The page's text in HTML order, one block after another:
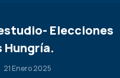
Elecciones
Hungría.
21 Enero 2025